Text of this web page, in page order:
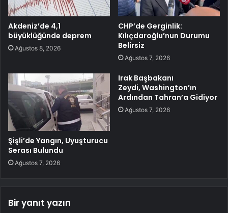
Akdeniz’de 4,1
büyüklüğünde deprem
Ağustos 8, 2026
CHP’de Gerginlik:
Kılıçdaroğlu’nun Durumu
Belirsiz
Ağustos 7, 2026
Şişli’de Yangın, Uyuşturucu
Serası Bulundu
Ağustos 7, 2026
Irak Başbakanı
Zeydi, Washington’ın
Ardından Tahran’a Gidiyor
Ağustos 7, 2026
Bir yanıt yazın